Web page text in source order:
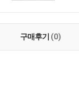
구매후기 (0)